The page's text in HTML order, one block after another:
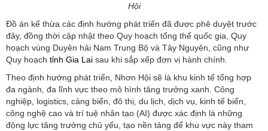
Hội
Đồ án kế thừa các định hướng phát triển đã được phê duyệt trước
đây, đồng thời cập nhật theo Quy hoạch tổng thể quốc gia, Quy
hoạch vùng Duyên hải Nam Trung Bộ và Tây Nguyên, cũng như
Quy hoạch tỉnh Gia Lai sau khi sắp xếp đơn vị hành chính.
Theo định hướng phát triển, Nhơn Hội sẽ là khu kinh tế tổng hợp
đa ngành, đa lĩnh vực theo mô hình tăng trưởng xanh. Công
nghiệp, logistics, cảng biển, đô thị, du lịch, dịch vụ, kinh tế biển,
công nghệ cao và trí tuệ nhân tạo (AI) được xác định là những
động lực tăng trưởng chủ yếu, tạo nền tảng để khu vực này tham